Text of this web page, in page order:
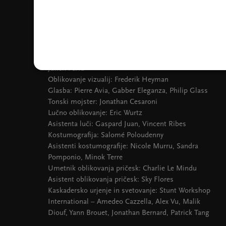
Julien Parra
Oblikovanje vizualij: Frederik Heyman
Glasba: Pierre Avia, Gabber Eleganza, Philip Glass
Tonski mojster: Jonathan Cesaroni
Lučno oblikovanje: Eric Wurtz
Asistenta luči: Gaspard Juan, Vincent Ribes
Kostumografija: Salomé Poloudenny
Asistenti kostumografije: Nicole Murru, Sandra
Pomponio, Minok Terre
Umetnik oblikovanja pričesk: Charlie Le Mindu
Asistent oblikovanja pričesk: Sky Flores
Kaskadersko urjenje in svetovanje: Stunt Workshop
International – Amedeo Cazzella, Alex Vu, Malik
Diouf, Yann Brouet, Jonathan Bernard, Patrick Tang